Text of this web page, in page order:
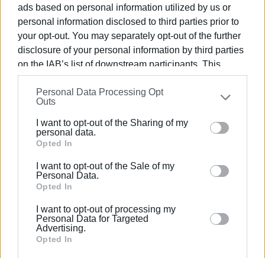
ads based on personal information utilized by us or
personal information disclosed to third parties prior to
your opt-out. You may separately opt-out of the further
disclosure of your personal information by third parties
on the IAB’s list of downstream participants. This
information may also be disclosed by us to third parties
on theIAB’s List of Downstream Participants
that may
further disclose it to other third parties.
Please note that this website/app uses one or more
Google services and may gather and store information
behaviour. You may click to grant or deny consent to
Google and its third-party tags to use your data for
section.
Personal Data Processing Opt
Outs
I want to opt-out of the Sharing of my
personal data.
Opted In
I want to opt-out of the Sale of my
Personal Data.
Opted In
I want to opt-out of processing my
Personal Data for Targeted
Advertising.
Opted In
ΔΕΙΤΕ ΤΟ ΠΡΟΓΡΑΜΜΑ
Εμφανίσεις: 423
ΕΛΕΝΗ ΚΟΡΩΝΑΚΗ
Εργάζεται στις Εκδόσεις Ενημέρωση από το
δημόσιες σχέσεις, το ελεύθερο και το
καλλιτεχνικό ρεπορτάζ.